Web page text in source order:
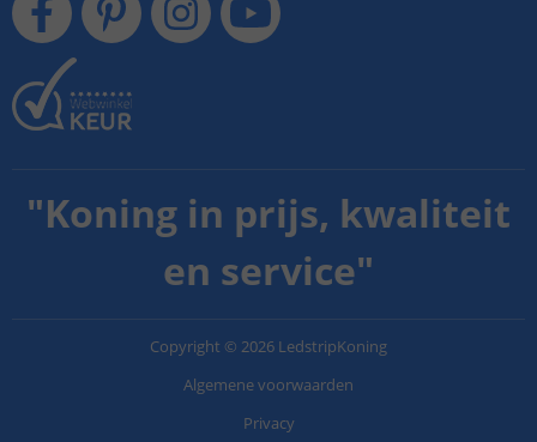
"Koning in prijs, kwaliteit
en service"
Copyright © 2026 LedstripKoning
Algemene voorwaarden
Privacy